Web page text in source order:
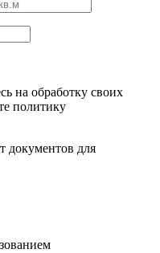
на обработку своих
политику
документов для